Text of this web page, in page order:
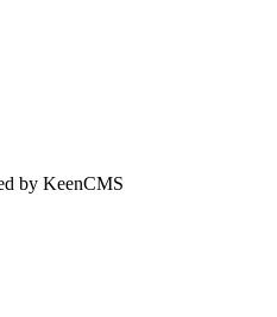
by KeenCMS